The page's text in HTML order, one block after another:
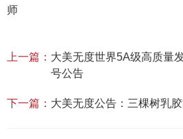
师
上一篇： 大美无度世界5A级高质量
号公告
下一篇： 大美无度公告：三棵树乳